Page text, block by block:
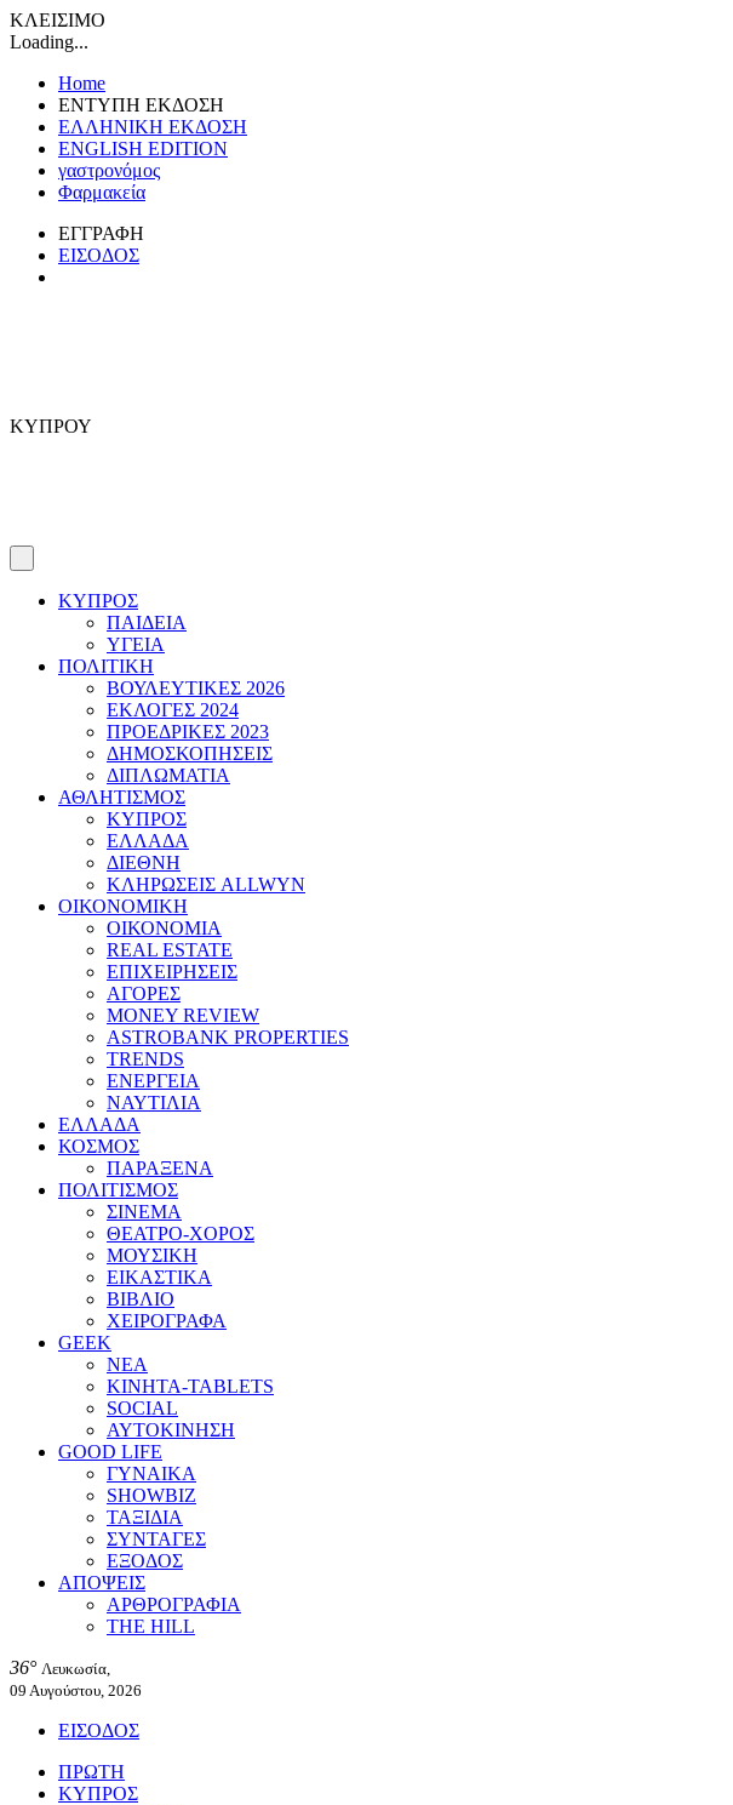
ΚΛΕΙΣΙΜΟ
Loading...
Home
ΕΝΤΥΠΗ ΕΚΔΟΣΗ
ΕΛΛΗΝΙΚΗ ΕΚΔΟΣΗ
ENGLISH EDITION
γαστρονόμος
Φαρμακεία
ΕΓΓΡΑΦΗ
ΕΙΣΟΔΟΣ
ΚΥΠΡΟΥ
ΚΥΠΡΟΣ
ΠΑΙΔΕΙΑ
ΥΓΕΙΑ
ΠΟΛΙΤΙΚΗ
ΒΟΥΛΕΥΤΙΚΕΣ 2026
ΕΚΛΟΓΕΣ 2024
ΠΡΟΕΔΡΙΚΕΣ 2023
ΔΗΜΟΣΚΟΠΗΣΕΙΣ
ΔΙΠΛΩΜΑΤΙΑ
ΑΘΛΗΤΙΣΜΟΣ
ΚΥΠΡΟΣ
ΕΛΛΑΔΑ
ΔΙΕΘΝΗ
ΚΛΗΡΩΣΕΙΣ ALLWYN
ΟΙΚΟΝΟΜΙΚΗ
ΟΙΚΟΝΟΜΙΑ
REAL ESTATE
ΕΠΙΧΕΙΡΗΣΕΙΣ
ΑΓΟΡΕΣ
MONEY REVIEW
ASTROBANK PROPERTIES
TRENDS
ΕΝΕΡΓΕΙΑ
ΝΑΥΤΙΛΙΑ
ΕΛΛΑΔΑ
ΚΟΣΜΟΣ
ΠΑΡΑΞΕΝΑ
ΠΟΛΙΤΙΣΜΟΣ
ΣΙΝΕΜΑ
ΘΕΑΤΡΟ-ΧΟΡΟΣ
ΜΟΥΣΙΚΗ
ΕΙΚΑΣΤΙΚΑ
ΒΙΒΛΙΟ
ΧΕΙΡΟΓΡΑΦΑ
GEEK
ΝΕΑ
ΚΙΝΗΤΑ-TABLETS
SOCIAL
ΑΥΤΟΚΙΝΗΣΗ
GOOD LIFE
ΓΥΝΑΙΚΑ
SHOWBIZ
ΤΑΞΙΔΙΑ
ΣΥΝΤΑΓΕΣ
ΕΞΟΔΟΣ
ΑΠΟΨΕΙΣ
ΑΡΘΡΟΓΡΑΦΙΑ
THE HILL
36° Λευκωσία,
09 Αυγούστου, 2026
ΕΙΣΟΔΟΣ
ΠΡΩΤΗ
ΚΥΠΡΟΣ